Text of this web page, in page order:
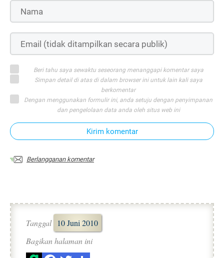
Beri tahu saya sewaktu seseorang menanggapi komentar saya
Simpan detail di atas di dalam browser ini untuk lain kali saya
berkomentar
Dengan menggunakan formulir ini, anda setuju dengan penyimpanan
dan pengelolaan data anda oleh situs web ini
Kirim komentar
Berlangganan komentar
Tanggal 10 Juni 2010
Bagikan halaman ini